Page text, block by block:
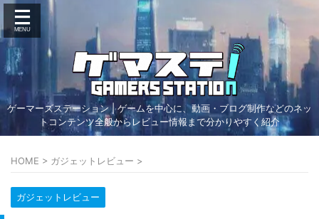
ゲーマーズステーション | ゲームを中心に、動画・ブログ制作などのネッ
トコンテンツ全般からレビュー情報まで分かりやすく紹介
HOME > ガジェットレビュー >
ガジェットレビュー